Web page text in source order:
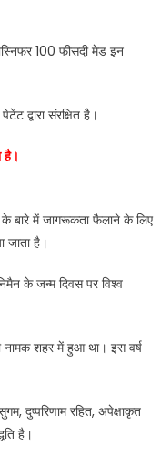
100 फीसदी मेड इन
द्वारा संरक्षित है।
है।
के बारे में जागरूकता फैलाने के लिए
जाता है।
के जन्म दिवस पर विश्व
शहर में हुआ था। इस वर्ष
दुष्परिणाम रहित, अपेक्षाकृत
है।